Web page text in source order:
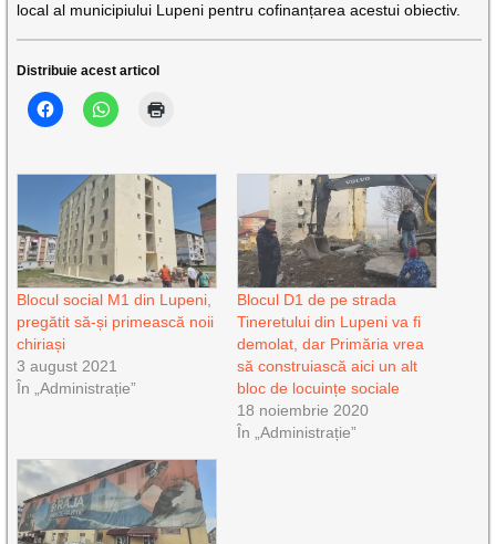
local al municipiului Lupeni pentru cofinanțarea acestui obiectiv.
Distribuie acest articol
Blocul social M1 din Lupeni,
pregătit să-și primească noii
chiriași
3 august 2021
În „Administrație”
Blocul D1 de pe strada
Tineretului din Lupeni va fi
demolat, dar Primăria vrea
să construiască aici un alt
bloc de locuințe sociale
18 noiembrie 2020
În „Administrație”